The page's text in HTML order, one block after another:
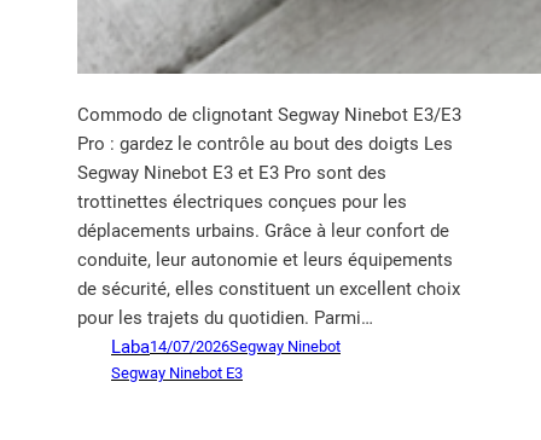
Commodo de clignotant Segway Ninebot E3/E3
Pro : gardez le contrôle au bout des doigts Les
Segway Ninebot E3 et E3 Pro sont des
trottinettes électriques conçues pour les
déplacements urbains. Grâce à leur confort de
conduite, leur autonomie et leurs équipements
de sécurité, elles constituent un excellent choix
pour les trajets du quotidien. Parmi…
Laba14/07/2026Segway Ninebot
Segway Ninebot E3